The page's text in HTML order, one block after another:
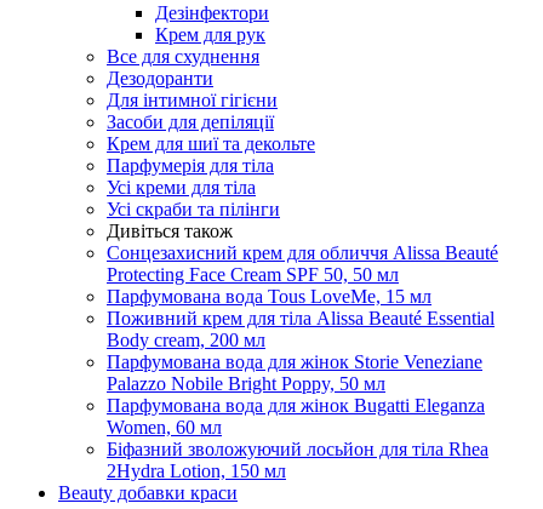
Дезінфектори
Крем для рук
Все для схуднення
Дезодоранти
Для інтимної гігієни
Засоби для депіляції
Крем для шиї та декольте
Парфумерія для тіла
Усі креми для тіла
Усі скраби та пілінги
Дивіться також
Сонцезахисний крем для обличчя Alissa Beauté
Protecting Face Cream SPF 50, 50 мл
Парфумована вода Tous LoveMe, 15 мл
Поживний крем для тіла Alissa Beauté Essential
Body cream, 200 мл
Парфумована вода для жінок Storie Veneziane
Palazzo Nobile Bright Poppy, 50 мл
Парфумована вода для жінок Bugatti Eleganza
Women, 60 мл
Біфазний зволожуючий лосьйон для тіла Rhea
2Hydra Lotion, 150 мл
Beauty добавки краси